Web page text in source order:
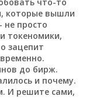
которые вышли
не просто
токеномики,
зацепит
до бирж.
и почему.
И решите сами,